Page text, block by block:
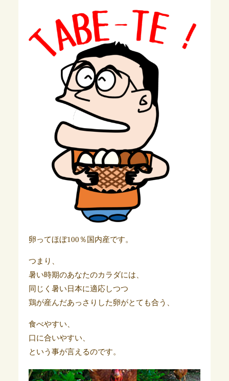
卵ってほぼ100％国内産です。
つまり、
暑い時期のあなたのカラダには、
同じく暑い日本に適応しつつ
鶏が産んだあっさりした卵がとても合う、
食べやすい、
口に合いやすい、
という事が言えるのです。